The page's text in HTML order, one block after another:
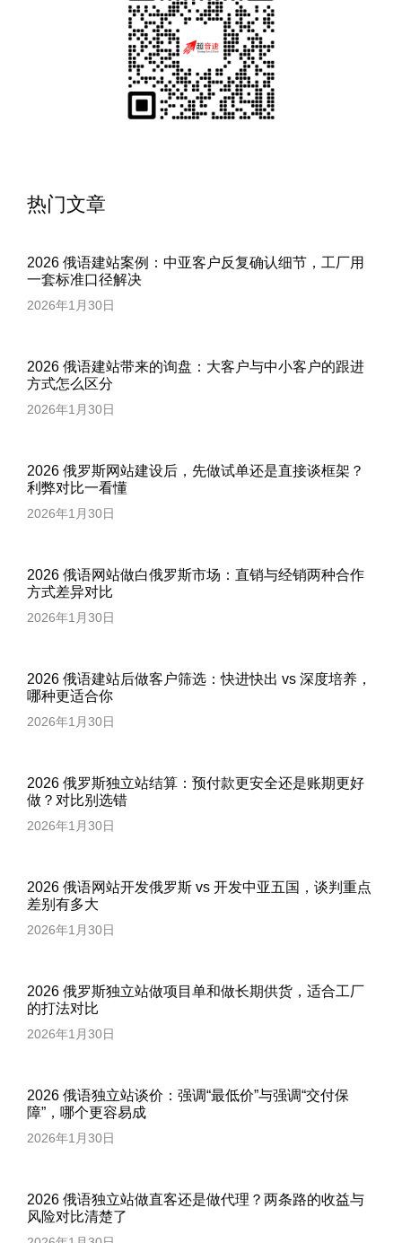
热门文章
2026 俄语建站案例：中亚客户反复确认细节，工厂用
一套标准口径解决
2026年1月30日
2026 俄语建站带来的询盘：大客户与中小客户的跟进
方式怎么区分
2026年1月30日
2026 俄罗斯网站建设后，先做试单还是直接谈框架？
利弊对比一看懂
2026年1月30日
2026 俄语网站做白俄罗斯市场：直销与经销两种合作
方式差异对比
2026年1月30日
2026 俄语建站后做客户筛选：快进快出 vs 深度培养，
哪种更适合你
2026年1月30日
2026 俄罗斯独立站结算：预付款更安全还是账期更好
做？对比别选错
2026年1月30日
2026 俄语网站开发俄罗斯 vs 开发中亚五国，谈判重点
差别有多大
2026年1月30日
2026 俄罗斯独立站做项目单和做长期供货，适合工厂
的打法对比
2026年1月30日
2026 俄语独立站谈价：强调“最低价”与强调“交付保
障”，哪个更容易成
2026年1月30日
2026 俄语独立站做直客还是做代理？两条路的收益与
风险对比清楚了